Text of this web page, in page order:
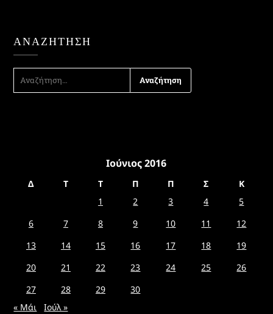
ΑΝΑΖΉΤΗΣΗ
ΑΝΑΖΉΤΗΣΗ
Ιούνιος 2016
Δ Τ Τ Π Π Σ
Κ
1
2 3 4
5
6
7 8 9 10 11
12
13
14 15 16 17 18
19
20
21 22 23 24 25
26
27
28 29
30
« Μάι
Ιούλ »